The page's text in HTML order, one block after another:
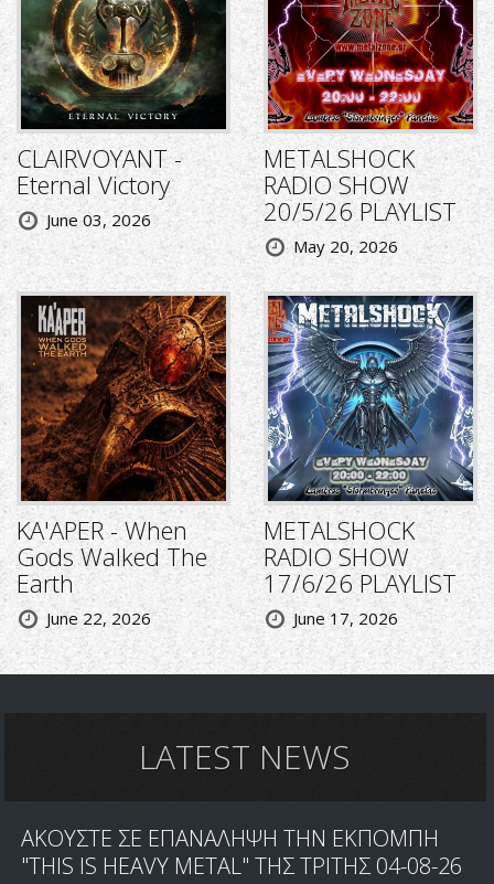
CLAIRVOYANT -
Eternal Victory
June 03, 2026
METALSHOCK
RADIO SHOW
20/5/26 PLAYLIST
May 20, 2026
KA'APER - When
Gods Walked The
Earth
June 22, 2026
METALSHOCK
RADIO SHOW
17/6/26 PLAYLIST
June 17, 2026
LATEST NEWS
ΑΚΟΥΣΤΕ ΣΕ ΕΠΑΝΑΛΗΨΗ ΤΗΝ ΕΚΠΟΜΠΗ
"THIS IS HEAVY METAL" ΤΗΣ ΤΡΙΤΗΣ 04-08-26